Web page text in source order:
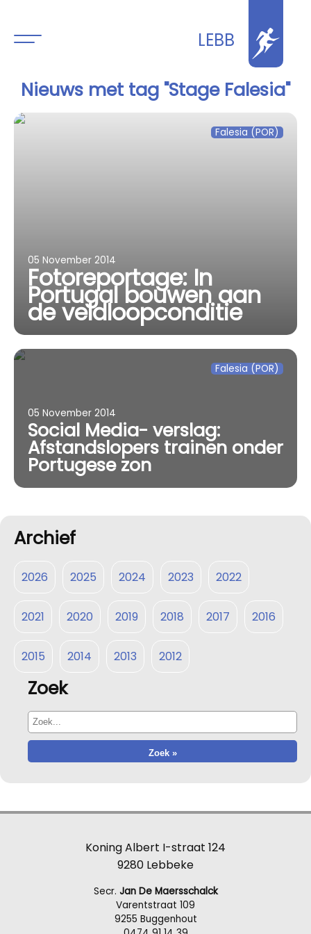
LEBB
Nieuws met tag "Stage Falesia"
Falesia (POR)
05 November 2014
Fotoreportage: In
Portugal bouwen aan
de veldloopconditie
Falesia (POR)
05 November 2014
Social Media- verslag:
Afstandslopers trainen onder
Portugese zon
Archief
2026 2025 2024 2023 2022
2021 2020 2019 2018 2017 2016
2015 2014 2013 2012
Zoek
Koning Albert I-straat 124
9280 Lebbeke
Secr. Jan De Maersschalck
Varentstraat 109
9255 Buggenhout